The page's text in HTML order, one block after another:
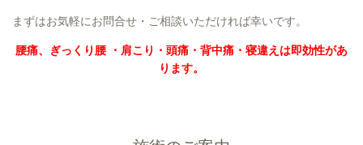
まずはお気軽にお問合せ・ご相談いただければ幸いです。
腰痛、ぎっくり腰 ・肩こり・頭痛・背中痛・寝違えは即効性があ
ります。